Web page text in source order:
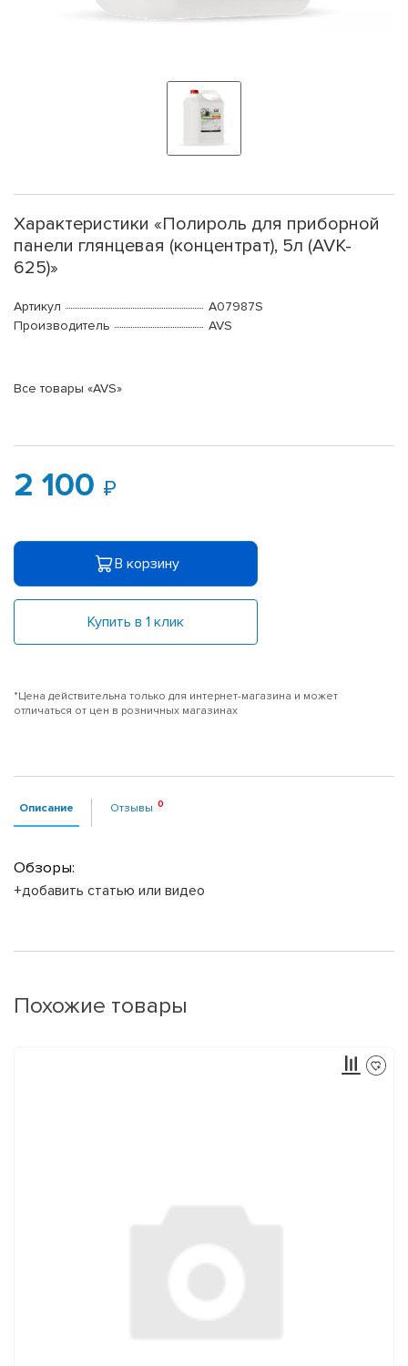
Характеристики «Полироль для приборной
панели глянцевая (концентрат), 5л (AVK-
625)»
Артикул
A07987S
Производитель
AVS
Все товары «AVS»
2 100
В корзину
Купить в 1 клик
*Цена действительна только для интернет-магазина и может
отличаться от цен в розничных магазинах
Описание Отзывы
Обзоры:
+добавить статью или видео
Похожие товары